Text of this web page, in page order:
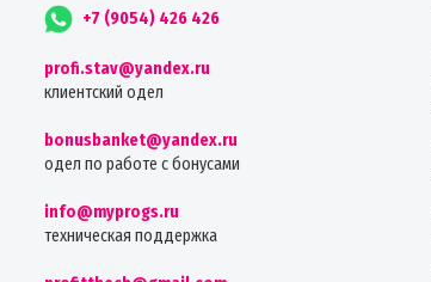
+7 (9054) 426 426
profi.stav@yandex.ru
клиентский одел
bonusbanket@yandex.ru
одел по работе с бонусами
info@myprogs.ru
техническая поддержка